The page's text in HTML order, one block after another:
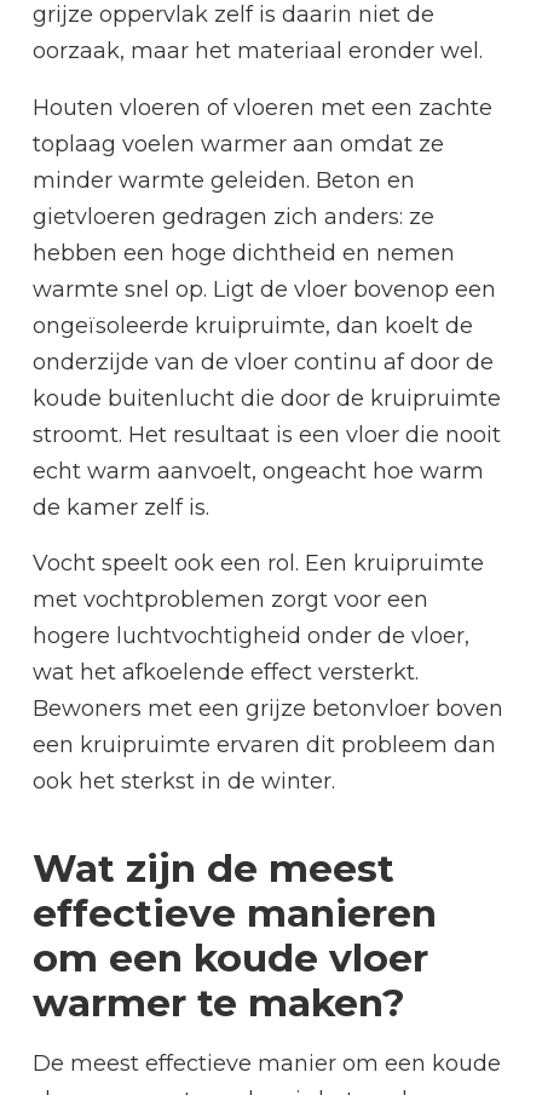
grijze oppervlak zelf is daarin niet de
oorzaak, maar het materiaal eronder wel.
Houten vloeren of vloeren met een zachte
toplaag voelen warmer aan omdat ze
minder warmte geleiden. Beton en
gietvloeren gedragen zich anders: ze
hebben een hoge dichtheid en nemen
warmte snel op. Ligt de vloer bovenop een
ongeïsoleerde kruipruimte, dan koelt de
onderzijde van de vloer continu af door de
koude buitenlucht die door de kruipruimte
stroomt. Het resultaat is een vloer die nooit
echt warm aanvoelt, ongeacht hoe warm
de kamer zelf is.
Vocht speelt ook een rol. Een kruipruimte
met vochtproblemen zorgt voor een
hogere luchtvochtigheid onder de vloer,
wat het afkoelende effect versterkt.
Bewoners met een grijze betonvloer boven
een kruipruimte ervaren dit probleem dan
ook het sterkst in de winter.
Wat zijn de meest
effectieve manieren
om een koude vloer
warmer te maken?
De meest effectieve manier om een koude